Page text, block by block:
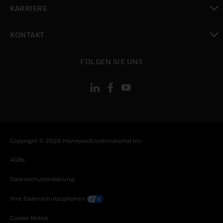
KARRIERE
KONTAKT
FOLGEN SIE UNS
Copyright © 2026 Honeywell International Inc
AGBs
Datenschutzerklärung
Ihre Datenschutzoptionen
Cookie Notice